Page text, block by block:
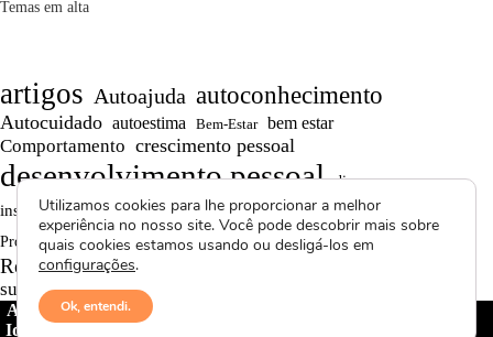
Temas em alta
artigos Autoajuda autoconhecimento
Autocuidado autoestima Bem-Estar bem estar
Comportamento crescimento pessoal
desenvolvimento pessoal dicas
inspiração Motivação Persistência produtividade
Projetos autorais reflexão Reflexões
Reflexões de Vida
superação textos curtos
Avctoris Copyright ©
Ideias
Utilizamos cookies para lhe proporcionar a melhor
experiência no nosso site. Você pode descobrir mais sobre
quais cookies estamos usando ou desligá-los em
configurações.
Ok, entendi.